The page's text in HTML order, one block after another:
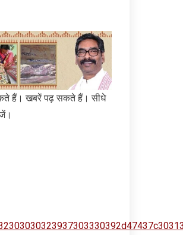
हैं। खबरें पढ़ सकते हैं। सीधे